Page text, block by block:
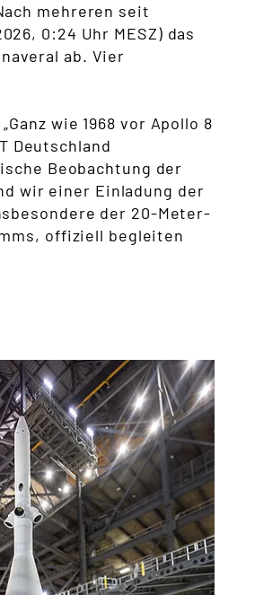
mehreren seit
0:24 Uhr MESZ) das
ab. Vier
wie 1968 vor Apollo 8
Deutschland
Beobachtung der
wir einer Einladung der
der 20-Meter-
offiziell begleiten